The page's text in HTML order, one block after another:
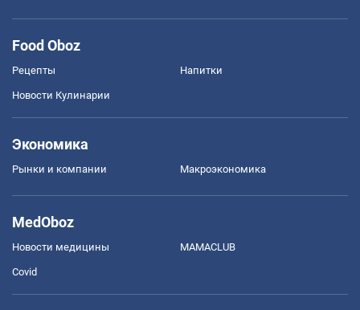
Food Oboz
Рецепты Напитки
Новости Кулинарии
Экономика
Рынки и компании Mакроэкономика
MedOboz
Новости медицины MAMACLUB
Covid